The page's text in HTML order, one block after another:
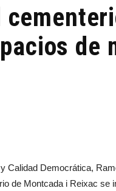
de
Calidad Democrática,
de Montcada i Reixac